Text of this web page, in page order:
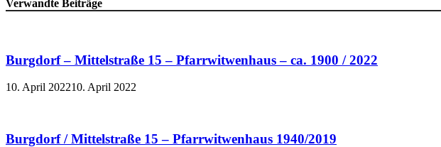
Verwandte Beiträge
Burgdorf – Mittelstraße 15 – Pfarrwitwenhaus – ca. 1900 / 2022
10. April 202210. April 2022
Burgdorf / Mittelstraße 15 – Pfarrwitwenhaus 1940/2019